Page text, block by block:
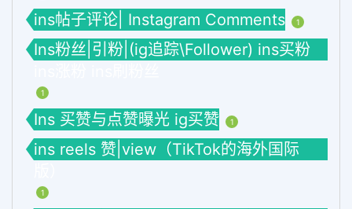
ins帖子评论| Instagram Comments 1
Ins粉丝|引粉|(ig追踪\Follower) ins买粉
1
Ins 买赞与点赞曝光 ig买赞 1
ins reels 赞|view（TikTok的海外国际
1